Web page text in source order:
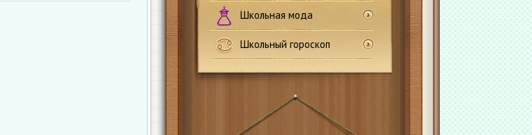
Школьная мода
Школьный гороскоп